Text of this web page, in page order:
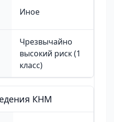
Иное
Чрезвычайно
высокий риск (1
класс)
КНМ